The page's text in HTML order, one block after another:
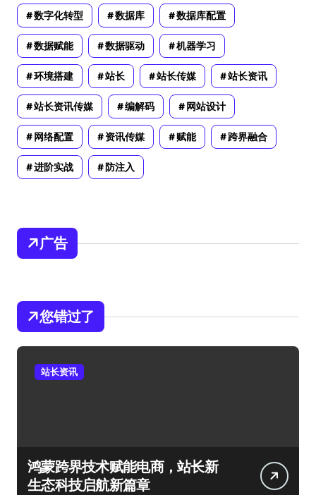
数字化转型 数据库 数据库配置
数据赋能 数据驱动 机器学习
环境搭建 站长 站长传媒 站长资讯
站长资讯传媒 编解码 网站设计
网络配置 资讯传媒 赋能 跨界融合
进阶实战 防注入
广告
您错过了
站长资讯
鸿蒙跨界技术赋能电商，站长新
生态科技启航新篇章